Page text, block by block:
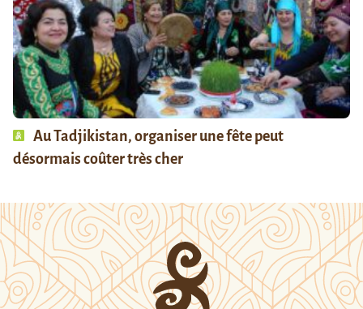
Au Tadjikistan, organiser une fête peut
désormais coûter très cher